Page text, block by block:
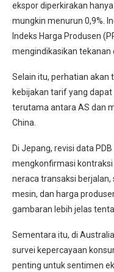
ekspor diperkirakan
mungkin menurun 0,9%.
Indeks Harga Produsen
mengindikasikan tekanan
Selain itu, perhatian
kebijakan tarif yang
terutama antara AS dan
China.
Di Jepang, revisi data
mengkonfirmasi
neraca transaksi berjalan,
mesin, dan harga
gambaran lebih jelas
Sementara itu, di
survei kepercayaan
penting untuk sentimen